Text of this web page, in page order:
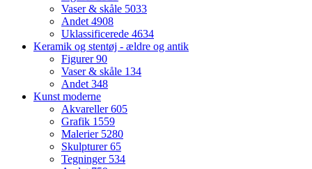
Vaser & skåle 5033
Andet4908
Uklassificerede 4634
Keramik og stentøj - ældre og antik
Figurer90
Vaser & skåle 134
Andet348
Kunst moderne
Akvareller605
Grafik 1559
Malerier 5280
Skulpturer65
Tegninger 534